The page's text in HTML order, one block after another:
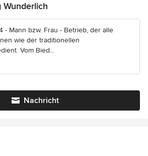
Wunderlich
- Mann bzw. Frau - Betrieb, der alle
wie der traditionellen
Vom Bied...
Nachricht